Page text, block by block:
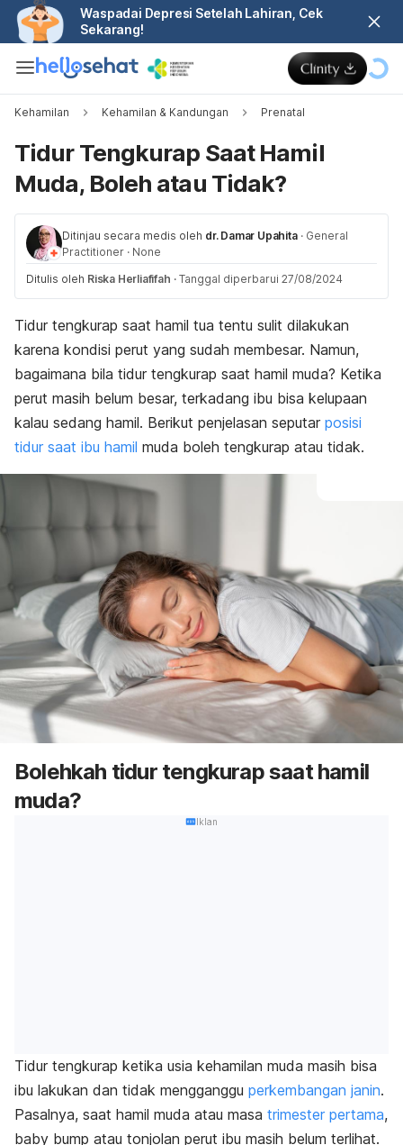
Waspadai Depresi Setelah Lahiran, Cek
Sekarang!
Kehamilan Kehamilan & Kandungan Prenatal
Tidur Tengkurap Saat Hamil
Muda, Boleh atau Tidak?
Ditinjau secara medis oleh dr. Damar Upahita · General
Practitioner · None
Ditulis oleh Riska Herliafifah · Tanggal diperbarui 27/08/2024
Tidur tengkurap saat hamil tua tentu sulit dilakukan
karena kondisi perut yang sudah membesar. Namun,
bagaimana bila tidur tengkurap saat hamil muda? Ketika
perut masih belum besar, terkadang ibu bisa kelupaan
kalau sedang hamil. Berikut penjelasan seputar posisi
tidur saat ibu hamil muda boleh tengkurap atau tidak.
Bolehkah tidur tengkurap saat hamil
muda?
Iklan
Tidur tengkurap ketika usia kehamilan muda masih bisa
ibu lakukan dan tidak mengganggu perkembangan janin.
Pasalnya, saat hamil muda atau masa trimester pertama,
baby bump atau tonjolan perut ibu masih belum terlihat.